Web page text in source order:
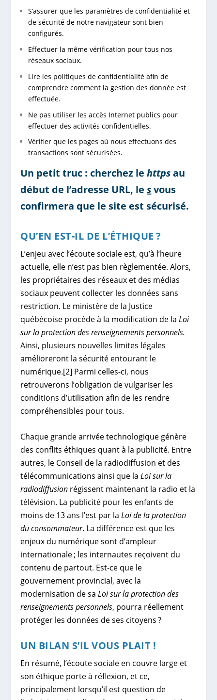
S’assurer que les paramètres de confidentialité et
de sécurité de notre navigateur sont bien
configurés.
Effectuer la même vérification pour tous nos
réseaux sociaux.
Lire les politiques de confidentialité afin de
comprendre comment la gestion des donnée est
effectuée.
Ne pas utiliser les accès Internet publics pour
effectuer des activités confidentielles.
Vérifier que les pages où nous effectuons des
transactions sont sécurisées.
Un petit truc : cherchez lehttpsau
début de l’adresse URL, lesvous
confirmera que le site est sécurisé.
QU’EN EST-IL DE L’ÉTHIQUE ?
L’enjeu avec l’écoute sociale est, qu’à l’heure
actuelle, elle n’est pas bien règlementée. Alors,
les propriétaires des réseaux et des médias
sociaux peuvent collecter les données sans
restriction. Le ministère de la Justice
québécoise procède à la modification de laLoi
sur la protection des renseignements personnels.
Ainsi, plusieurs nouvelles limites légales
amélioreront la sécurité entourant le
numérique.[2] Parmi celles-ci, nous
retrouverons l’obligation de vulgariser les
conditions d’utilisation afin de les rendre
compréhensibles pour tous.
Chaque grande arrivée technologique génère
des conflits éthiques quant à la publicité. Entre
autres, le Conseil de la radiodiffusion et des
télécommunications ainsi que laLoi sur la
radiodiffusion régissent maintenant la radio et la
télévision. La publicité pour les enfants de
moins de 13 ans l’est par laLoi de la protection
du consommateur. La différence est que les
enjeux du numérique sont d’ampleur
internationale ; les internautes reçoivent du
contenu de partout. Est-ce que le
gouvernement provincial, avec la
modernisation de saLoi sur la protection des
renseignements personnels, pourra réellement
protéger les données de ses citoyens ?
UN BILAN S’IL VOUS PLAIT !
En résumé, l’écoute sociale en couvre large et
son éthique porte à réflexion, et ce,
principalement lorsqu’il est question de